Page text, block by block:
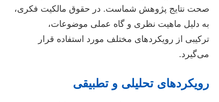
صحت نتایج پژوهش شماست. در حقوق مالکیت فکری،
به دلیل ماهیت نظری و گاه عملی موضوعات،
ترکیبی از رویکردهای مختلف مورد استفاده قرار
می‌گیرد.
رویکردهای تحلیلی و تطبیقی